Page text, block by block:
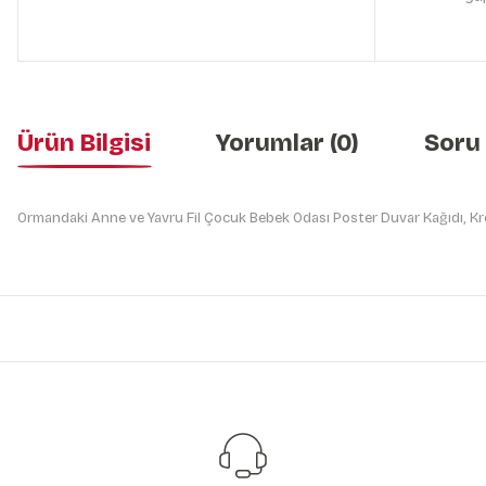
Ürün Bilgisi Yorumlar (0) Soru
Ormandaki Anne ve Yavru Fil Çocuk Bebek Odası Poster Duvar Kağıdı,
Bu ürüne benzer farklı alternatifler olmalı.